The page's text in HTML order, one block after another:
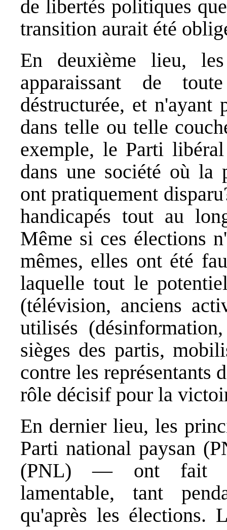
de libertés politiques
transition aurait été
En deuxième lieu,
apparaissant de
déstructurée, et n'ayant
dans telle ou telle
exemple, le Parti
dans une société où la
ont pratiquement
handicapés tout au
Même si ces élections
mêmes, elles ont été
laquelle tout le
(télévision, anciens
utilisés
sièges des partis,
contre les représentants
rôle décisif pour la
En dernier lieu, les
Parti national paysan
(PNL) — ont fait
lamentable, tant
qu'après les